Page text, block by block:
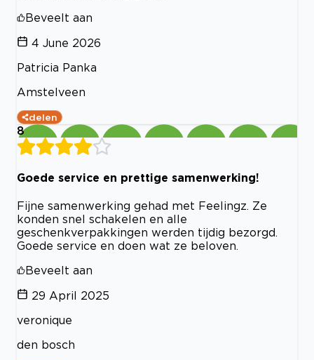
Beveelt aan
4 June 2026
Patricia Panka
Amstelveen
delen
8
Goede service en prettige samenwerking!
Fijne samenwerking gehad met Feelingz. Ze
konden snel schakelen en alle
geschenkverpakkingen werden tijdig bezorgd.
Goede service en doen wat ze beloven.
Beveelt aan
29 April 2025
veronique
den bosch